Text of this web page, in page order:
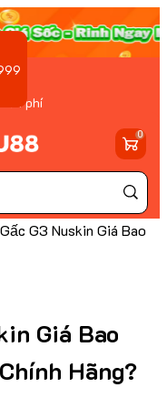
phí
0
G3 Nuskin Giá Bao
Giá Bao
Hãng?